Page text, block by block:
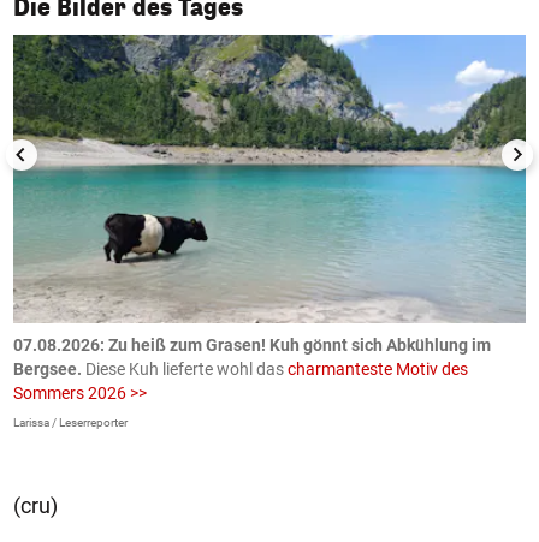
Die Bilder des Tages
07.08.2026: Zu heiß zum Grasen! Kuh gönnt sich Abkühlung im
Bergsee. Diese Kuh lieferte wohl dascharmanteste Motiv des
Sommers 2026 >>
Larissa / Leserreporter
(cru)